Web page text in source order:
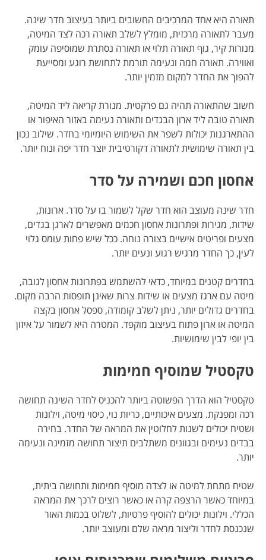
תאורה היא אחד המרכיבים החשובים ביותר בעיצוב חדר שינה.
מעבר לתאורה מרכזית, מומלץ לשלב תאורה רכה לצד המיטה,
מנורות קיר, גוף תאורה תלוי או תאורה נסתרת שמוסיפה עומק
ואווירה. תאורה חמה ונעימה תורמת לתחושת רוגע ומסייעת
להפוך את החדר למקום מזמין יותר.
חשוב שהתאורה תהיה גם פרקטית. מנורת קריאה ליד המיטה,
תאורה טובה ליד ארון הבגדים ותאורה נעימה באזור האיפור או
ההתארגנות יכולות לשפר את השימוש היומיומי בחדר. שילוב נכון
בין תאורה שימושית לתאורה דקורטיבית יוצר חדר יפה ונוח יותר.
אחסון חכם ושמירה על סדר
חדר שינה מעוצב הוא חדר שקל לשמור בו על סדר. ארונות,
שידות, מגירות ופתרונות אחסון חכמים מאפשרים לארגן בגדים,
מצעים ופריטים אישיים בצורה נוחה. ככל שיש פחות עומס גלוי
לעין, כך החדר מרגיש רגוע ונעים יותר.
בחדרים קטנים במיוחד, כדאי להשתמש בפתרונות אחסון לגובה,
מיטה עם ארגז מצעים או שידות צרות שאינן תופסות הרבה מקום.
בחדרים גדולים יותר, ניתן לשלב קומודה, ספסל אחסון בקצה
המיטה או ארון פתוח בעיצוב מוקפד. המטרה היא לשמור על איזון
בין יופי לבין שימושיות.
טקסטיל שמוסיף חמימות
טקסטיל הוא הדרך הפשוטה ביותר להכניס לחדר השינה תחושה
רכה ומפנקת. מצעים איכותיים, כריות נוי, כיסוי מיטה, וילונות
ושטיח יכולים לשנות לחלוטין את המראה של החדר. בחירה
בבדים נעימים ובגוונים משתלבים תיצור תחושה מזמינה ונעימה
יותר.
שטיח מתחת למיטה או לצדה מוסיף חמימות ותחושה ביתית,
במיוחד כאשר הרצפה קרה או כאשר רוצים לרכך את המראה
הכללי. וילונות יכולים להוסיף פרטיות, לשלוט בכמות האור
שנכנסת לחדר וליצור מראה שלם ומעוצב יותר.